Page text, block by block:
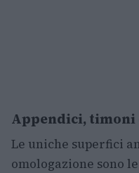
Appendici, timoni
Le uniche superfici
omologazione sono le